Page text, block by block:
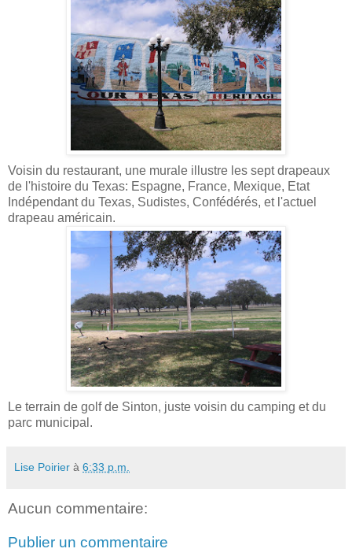
Voisin du restaurant, une murale illustre les sept drapeaux
de l'histoire du Texas: Espagne, France, Mexique, Etat
Indépendant du Texas, Sudistes, Confédérés, et l'actuel
drapeau américain.
Le terrain de golf de Sinton, juste voisin du camping et du
parc municipal.
Lise Poirier à 6:33 p.m.
Aucun commentaire:
Publier un commentaire